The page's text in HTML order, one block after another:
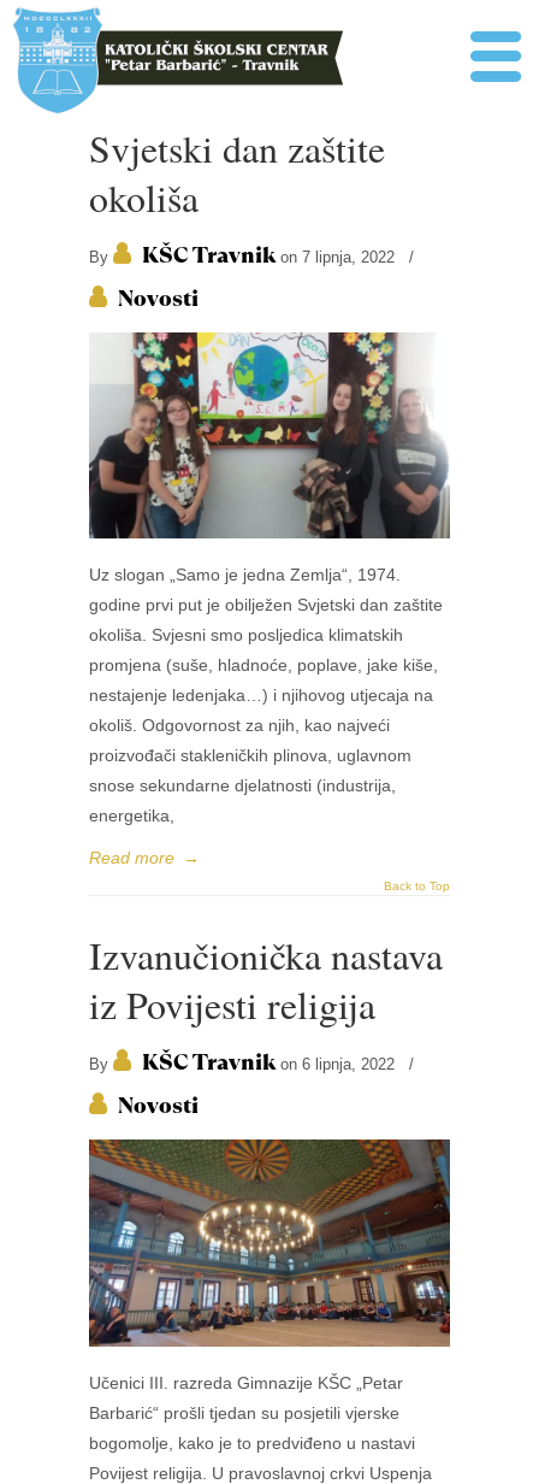
Svjetski dan zaštite
okoliša
By KŠC Travnikon 7 lipnja, 2022 /
Novosti
Uz slogan „Samo je jedna Zemlja“, 1974.
godine prvi put je obilježen Svjetski dan zaštite
okoliša. Svjesni smo posljedica klimatskih
promjena (suše, hladnoće, poplave, jake kiše,
nestajenje ledenjaka…) i njihovog utjecaja na
okoliš. Odgovornost za njih, kao najveći
proizvođači stakleničkih plinova, uglavnom
snose sekundarne djelatnosti (industrija,
energetika,
Read more →
Back to Top
Izvanučionička nastava
iz Povijesti religija
By KŠC Travnikon 6 lipnja, 2022 /
Novosti
Učenici III. razreda Gimnazije KŠC „Petar
Barbarić“ prošli tjedan su posjetili vjerske
bogomolje, kako je to predviđeno u nastavi
Povijest religija. U pravoslavnoj crkvi Uspenja